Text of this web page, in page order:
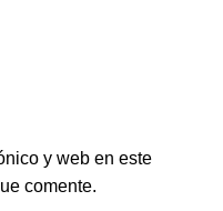
y web en este
comente.